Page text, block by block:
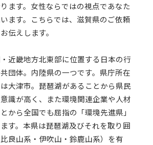
ます。女性ならではの視点であなた
ます。こちらでは、滋賀県のご依頼
伝えします。
近畿地方北東部に位置する日本の行
団体。内陸県の一つです。県庁所在
大津市。琵琶湖があることから県民
識が高く、また環境関連企業や人材
から全国でも屈指の「環境先進県」
す。本県は琵琶湖及びそれを取り囲
良山系・伊吹山・鈴鹿山系）を有